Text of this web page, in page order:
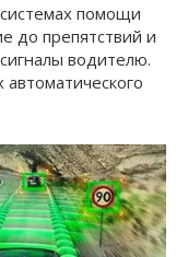
помощи
до препятствий и
водителю.